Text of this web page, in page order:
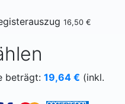
16,50 €
beträgt: 19,64 € (inkl.